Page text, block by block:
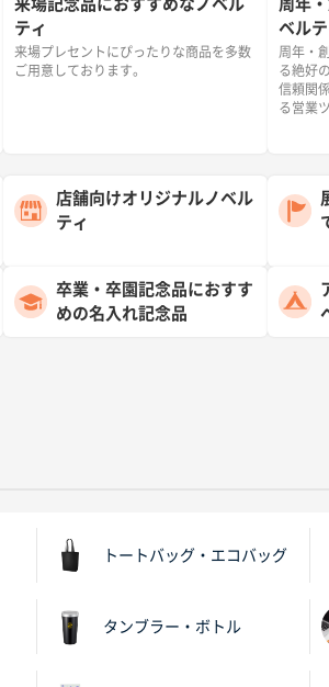
来場記念品におすすめなノベル
ティ
来場プレセントにぴったりな商品を多数
ご用意しております。
周年
ベルテ
周年・
る絶好
信頼関
る営業
店舗向けオリジナルノベル
ティ
卒業・卒園記念品におすす
めの名入れ記念品
トートバッグ・エコバッグ
タンブラー・ボトル